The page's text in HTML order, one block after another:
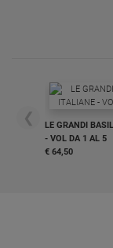
❮
LE GRANDI
- VOL DA 1 AL 5
€ 64,50